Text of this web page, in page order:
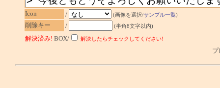
Icon / (画像を選択/サンプル一覧)
削除キー / (半角8文字以内)
解決済み! BOX/ 解決したらチェックしてください!
プ